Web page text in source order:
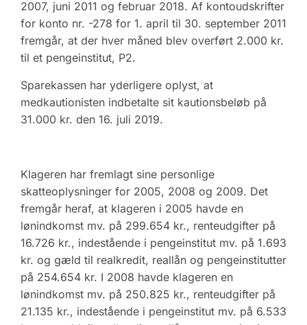
2007, juni 2011 og februar 2018. Af kontoudskrifter
for konto nr. -278 for 1. april til 30. september 2011
fremgår, at der hver måned blev overført 2.000 kr.
til et pengeinstitut, P2.
Sparekassen har yderligere oplyst, at
medkautionisten indbetalte sit kautionsbeløb på
31.000 kr. den 16. juli 2019.
Klageren har fremlagt sine personlige
skatteoplysninger for 2005, 2008 og 2009. Det
fremgår heraf, at klageren i 2005 havde en
lønindkomst mv. på 299.654 kr., renteudgifter på
16.726 kr., indestående i pengeinstitut mv. på 1.693
kr. og gæld til realkredit, reallån og pengeinstitutter
på 254.654 kr. I 2008 havde klageren en
lønindkomst mv. på 250.825 kr., renteudgifter på
21.135 kr., indestående i pengeinstitut mv. på 6.533